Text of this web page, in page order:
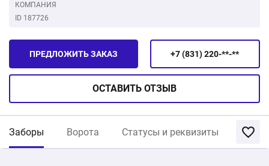
КОМПАНИЯ
ID 187726
+7 (831) 220-**-**
ПРЕДЛОЖИТЬ ЗАКАЗ
ОСТАВИТЬ ОТЗЫВ
Заборы Ворота Статусы и реквизиты